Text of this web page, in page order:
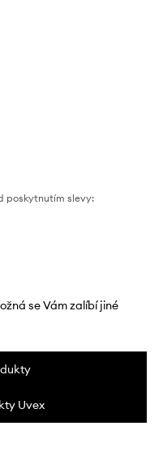
poskytnutím slevy:
se Vám zalíbí jiné
Uvex